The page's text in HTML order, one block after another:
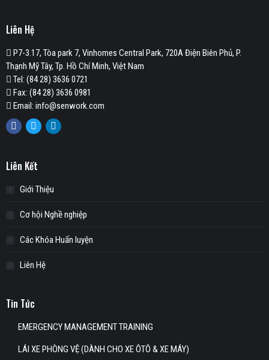
Liên Hệ
P7-3.17, Tòa park 7, Vinhomes Central Park, 720A Điện Biên Phủ, P.
Thạnh Mỹ Tây, Tp. Hồ Chí Minh, Việt Nam
Tel: (84 28) 3636 0721
Fax: (84 28) 3636 0981
Email: info@senwork.com
Facebook
TwitterLinkedin
Liên Kết
Giới Thiệu
Cơ hội Nghề nghiệp
Các Khóa Huấn luyện
Liên Hệ
Tin Tức
EMERGENCY MANAGEMENT TRAINING
LÁI XE PHÒNG VỆ (DÀNH CHO XE ÔTÔ & XE MÁY)